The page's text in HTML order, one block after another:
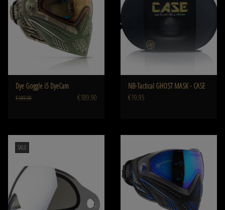
Dye Goggle i5 DyeCam
€189,90 €189,90
NB-Tactical GHOST MASK - CASE
€19,95
SALE